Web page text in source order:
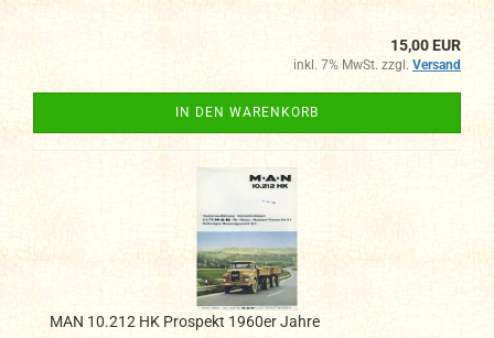
15,00 EUR
inkl. 7% MwSt. zzgl. Versand
IN DEN WARENKORB
MAN 10.212 HK Prospekt 1960er Jahre